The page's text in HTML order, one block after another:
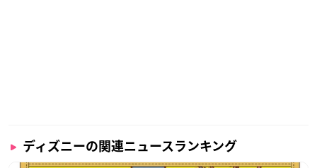
ディズニーの関連ニュースランキング